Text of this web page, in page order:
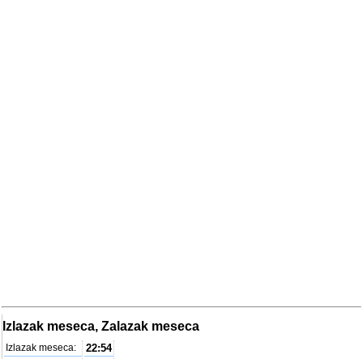
Izlazak meseca, Zalazak meseca
Izlazak meseca: 22:54